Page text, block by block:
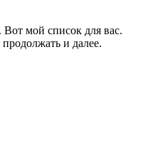
мой список для вас.
продолжать и далее.